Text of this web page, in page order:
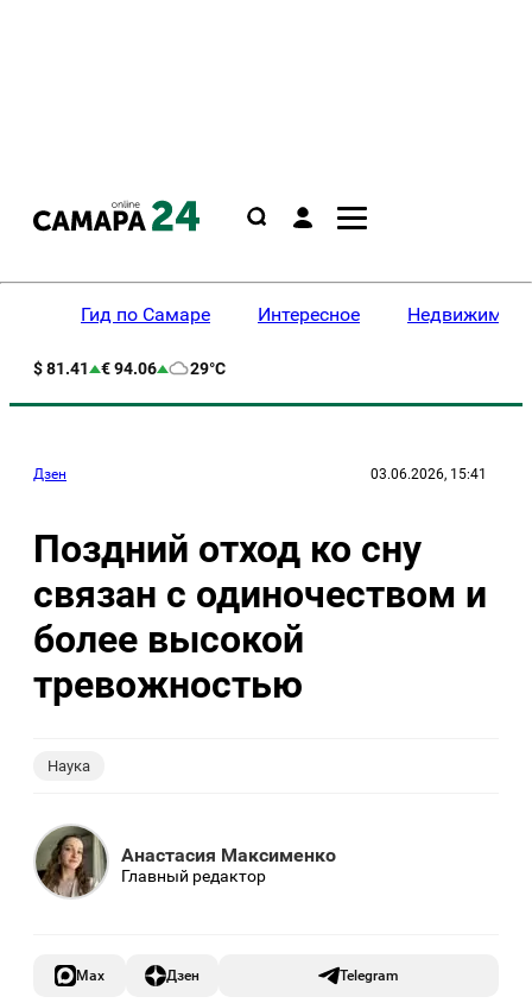
Гид по Самаре Интересное
$ 81.41 € 94.06 29°C
Дзен 03.06.2026, 15:41
Поздний отход ко сну
связан с одиночеством и
более высокой
тревожностью
Наука
Анастасия Максименко
Главный редактор
Max Дзен Telegram